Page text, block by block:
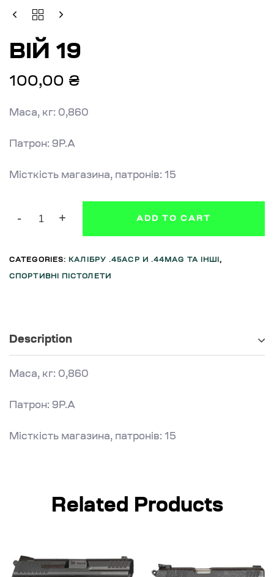
ВІЙ 19
100,00 ₴
Маса, кг: 0,860
Патрон: 9Р.А
Місткість магазина, патронів: 15
ВІЙ
QUANTITY
ADD TO CART
CATEGORIES: КАЛІБРУ .45ACP И .44MAG ТА ІНШІ,
СПОРТИВНІ ПІСТОЛЕТИ
Description
Маса, кг: 0,860
Патрон: 9Р.А
Місткість магазина, патронів: 15
Related Products